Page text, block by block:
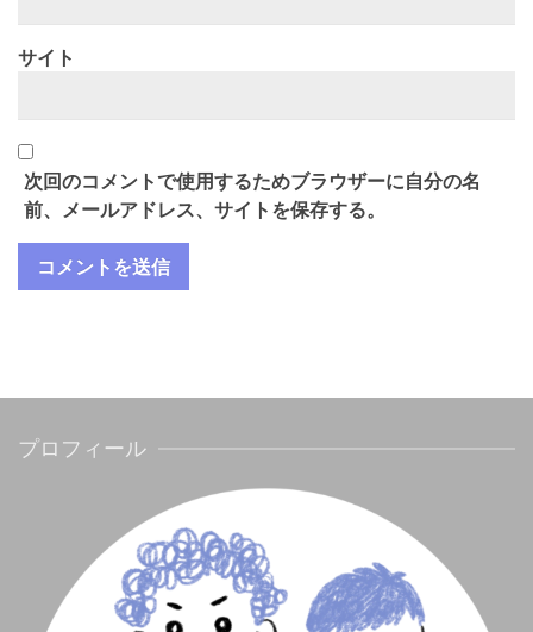
サイト
次回のコメントで使用するためブラウザーに自分の名
前、メールアドレス、サイトを保存する。
プロフィール